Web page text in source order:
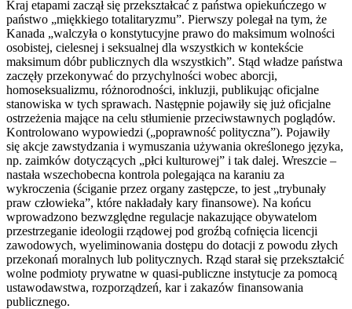
Kraj etapami zaczął się przekształcać z państwa opiekuńczego w
państwo „miękkiego totalitaryzmu”. Pierwszy polegał na tym, że
Kanada „walczyła o konstytucyjne prawo do maksimum wolności
osobistej, cielesnej i seksualnej dla wszystkich w kontekście
maksimum dóbr publicznych dla wszystkich”. Stąd władze państwa
zaczęły przekonywać do przychylności wobec aborcji,
homoseksualizmu, różnorodności, inkluzji, publikując oficjalne
stanowiska w tych sprawach. Następnie pojawiły się już oficjalne
ostrzeżenia mające na celu stłumienie przeciwstawnych poglądów.
Kontrolowano wypowiedzi („poprawność polityczna”). Pojawiły
się akcje zawstydzania i wymuszania używania określonego języka,
np. zaimków dotyczących „płci kulturowej” i tak dalej. Wreszcie –
nastała wszechobecna kontrola polegająca na karaniu za
wykroczenia (ściganie przez organy zastępcze, to jest „trybunały
praw człowieka”, które nakładały kary finansowe). Na końcu
wprowadzono bezwzględne regulacje nakazujące obywatelom
przestrzeganie ideologii rządowej pod groźbą cofnięcia licencji
zawodowych, wyeliminowania dostępu do dotacji z powodu złych
przekonań moralnych lub politycznych. Rząd starał się przekształcić
wolne podmioty prywatne w quasi-publiczne instytucje za pomocą
ustawodawstwa, rozporządzeń, kar i zakazów finansowania
publicznego.